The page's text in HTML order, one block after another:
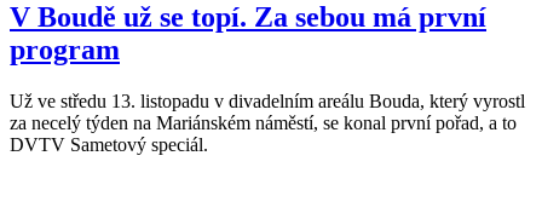
V Boudě už se topí. Za sebou má první
program
Už ve středu 13. listopadu v divadelním areálu Bouda, který vyrostl
za necelý týden na Mariánském náměstí, se konal první pořad, a to
DVTV Sametový speciál.